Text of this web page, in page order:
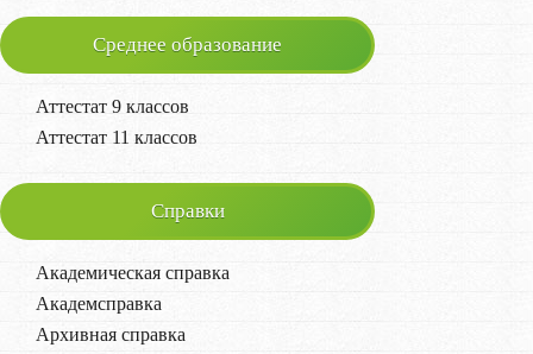
Среднее образование
Аттестат 9 классов
Аттестат 11 классов
Справки
Академическая справка
Академсправка
Архивная справка